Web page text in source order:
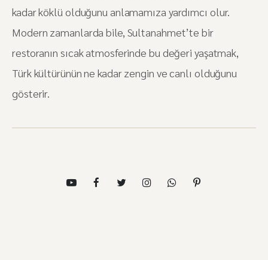
kadar köklü olduğunu anlamamıza yardımcı olur.
Modern zamanlarda bile, Sultanahmet’te bir
restoranın sıcak atmosferinde bu değeri yaşatmak,
Türk kültürünün ne kadar zengin ve canlı olduğunu
gösterir.